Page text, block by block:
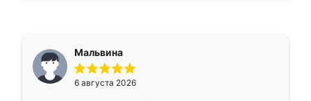
Мальвина
6 августа 2026